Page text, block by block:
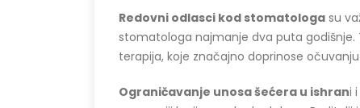
Redovni odlasci kod stomatologa su
stomatologa najmanje dva puta
terapija, koje značajno doprinose
Ograničavanje unosa šećera u ishrani